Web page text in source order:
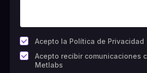
*
Acepto la Política de Privacidad
C
a
Acepto recibir comunicaciones
Metlabs